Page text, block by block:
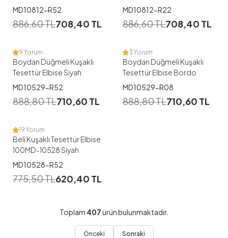
MD10812-R52
886,60TL708,40 TL
MD10812-R22
886,60TL708,40 TL
38 40 42 46 48
9 Yorum
Boydan Düğmeli Kuşaklı
Tesettür Elbise Siyah
MD10529-R52
888,80TL710,60 TL
38
3 Yorum
Boydan Düğmeli Kuşaklı
Tesettür Elbise Bordo
MD10529-R08
888,80TL710,60 TL
46-48 50-52
19 Yorum
Beli Kuşaklı Tesettür Elbise
100MD-10528 Siyah
MD10528-R52
775,50TL620,40 TL
Toplam 407ürün bulunmaktadır.
Önceki Sonraki